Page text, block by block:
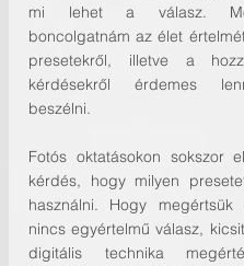
mi lehet a válasz.
boncolgatnám az élet
presetekről, illetve a
kérdésekről érdemes
beszélni.
Fotós oktatásokon sokszor
kérdés, hogy milyen
használni. Hogy
nincs egyértelmű válasz,
digitális technika